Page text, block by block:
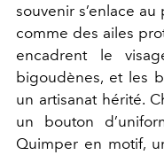
souvenir s’enlace
comme des ailes
encadrent le
bigoudènes, et les
un artisanat hérité.
un bouton
Quimper en motif,